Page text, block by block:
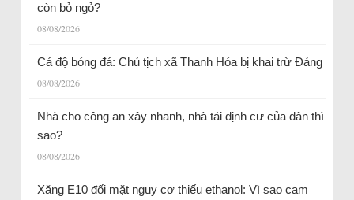
còn bỏ ngỏ?
08/08/2026
Cá độ bóng đá: Chủ tịch xã Thanh Hóa bị khai trừ Đảng
08/08/2026
Nhà cho công an xây nhanh, nhà tái định cư của dân thì
sao?
08/08/2026
Xăng E10 đối mặt nguy cơ thiếu ethanol: Vì sao cam